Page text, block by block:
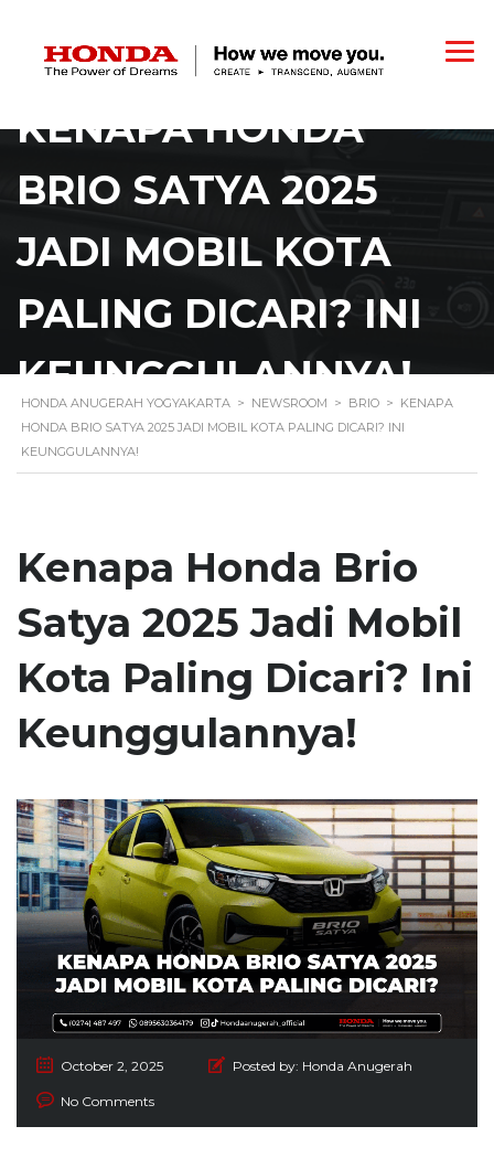
KENAPA HONDA
BRIO SATYA 2025
JADI MOBIL KOTA
PALING DICARI? INI
KEUNGGULANNYA!
HONDA ANUGERAH YOGYAKARTA > NEWSROOM > BRIO > KENAPA
HONDA BRIO SATYA 2025 JADI MOBIL KOTA PALING DICARI? INI
KEUNGGULANNYA!
Kenapa Honda Brio
Satya 2025 Jadi Mobil
Kota Paling Dicari? Ini
Keunggulannya!
October 2, 2025 Posted by: Honda Anugerah
No Comments